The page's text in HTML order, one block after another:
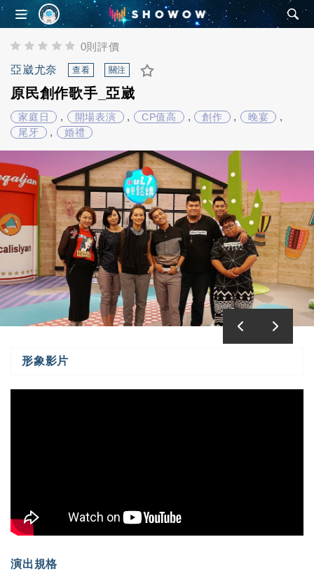
0則評價
亞崴尤奈
查看 關注
原民創作歌手_亞崴
家庭日 , 開場表演 , CP值高 , 創作 , 晚宴 ,
尾牙 , 婚禮
形象影片
演出規格